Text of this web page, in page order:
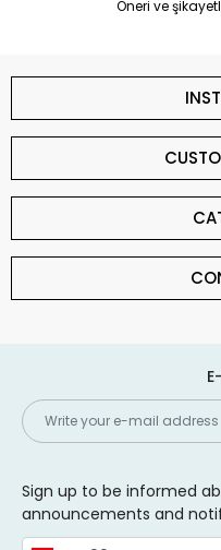
Öneri ve
Sign up to be informed
announcements and